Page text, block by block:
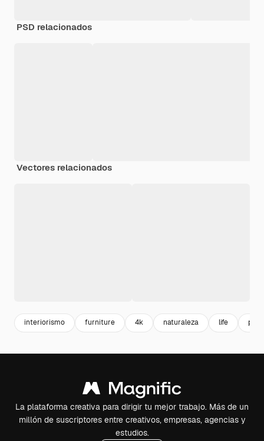
PSD relacionados
Vectores relacionados
interiorismo furniture 4k naturaleza life
La plataforma creativa para dirigir tu mejor trabajo. Más de un
millón de suscriptores entre creativos, empresas, agencias y
estudios.